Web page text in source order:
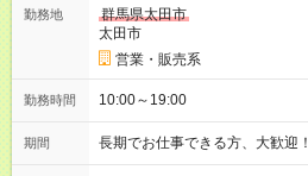
勤務地
群馬県太田市
太田市
営業・販売系
勤務時間 10:00～19:00
期間 長期でお仕事できる方、大歓迎！